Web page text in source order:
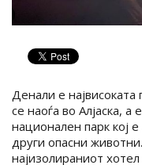
Денали е
се наоѓа во Алјаска,
национален парк кој
други опасни
најизолираниот хотел